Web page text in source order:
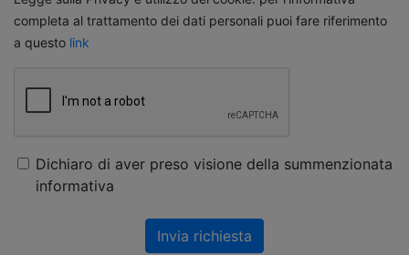
completa al trattamento dei dati personali puoi fare riferimento
a questo link
Dichiaro di aver preso visione della summenzionata
informativa
Invia richiesta